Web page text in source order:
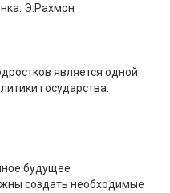
Э.Рахмон
является одной
государства.
будущее
создать необходимые